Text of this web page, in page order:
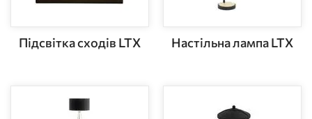
Підсвітка сходів LTX Настільна лампа LTX